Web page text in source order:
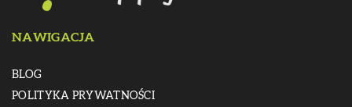
NAWIGACJA
BLOG
POLITYKA PRYWATNOŚCI